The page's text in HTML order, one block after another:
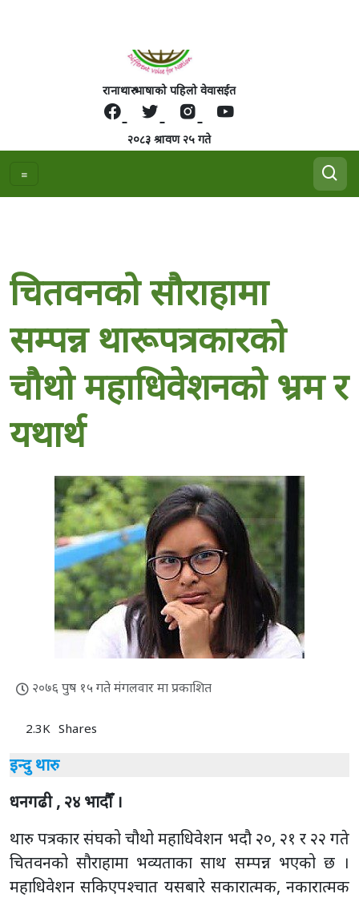
रानाथारु भाषाको पहिलो वेवासईत
२०८३ श्रावण २५ गते
चितवनको सौराहामा
सम्पन्न थारूपत्रकारकाे
चौथो महाधिवेशनको भ्रम र
यथार्थ
२०७६ पुष १५ गते मंगलवार मा प्रकाशित
2.3K Shares
इन्दु थारु
धनगढी , २४ भादाैँ ।
थारु पत्रकार संघको चौथो महाधिवेशन भदौ २०, २१ र २२ गते
चितवनको सौराहामा भव्यताका साथ सम्पन्न भएको छ ।
महाधिवेशन सकिएपश्चात यसबारे सकारात्मक, नकारात्मक